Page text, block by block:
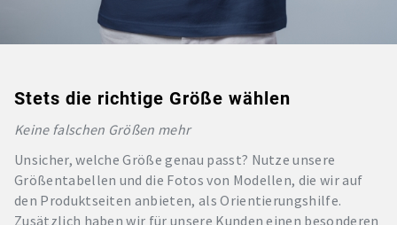
Stets die richtige Größe wählen
Keine falschen Größen mehr
Unsicher, welche Größe genau passt? Nutze unsere
Größentabellen und die Fotos von Modellen, die wir auf
den Produktseiten anbieten, als Orientierungshilfe.
Zusätzlich haben wir für unsere Kunden einen besonderen